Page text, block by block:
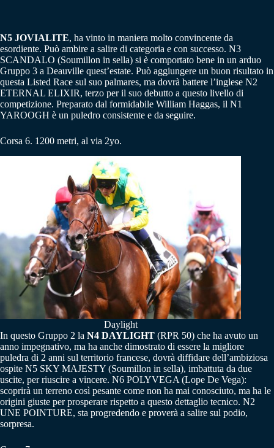
N5 JOVIALITE, ha vinto in maniera molto convincente da
esordiente. Può ambire a salire di categoria e con successo. N3
SCANDALO (Soumillon in sella) si è comportato bene in un arduo
Gruppo 3 a Deauville quest’estate. Può aggiungere un buon risultato in
questa Listed Race sul suo palmares, ma dovrà battere l’inglese N2
ETERNAL ELIXIR, terzo per il suo debutto a questo livello di
competizione. Preparato dal formidabile William Haggas, il N1
YAROOGH è un puledro consistente e da seguire.
Corsa 6. 1200 metri, al via 2yo.
Daylight
In questo Gruppo 2 la N4 DAYLIGHT (RPR 50) che ha avuto un
anno impegnativo, ma ha anche dimostrato di essere la migliore
puledra di 2 anni sul territorio francese, dovrà diffidare dell’ambiziosa
ospite N5 SKY MAJESTY (Soumillon in sella), imbattuta da due
uscite, per riuscire a vincere. N6 POLYVEGA (Lope De Vega):
scoprirà un terreno così pesante come non ha mai conosciuto, ma ha le
origini giuste per prosperare rispetto a questo dettaglio tecnico. N2
UNE POINTURE, sta progredendo e proverà a salire sul podio,
sorpresa.